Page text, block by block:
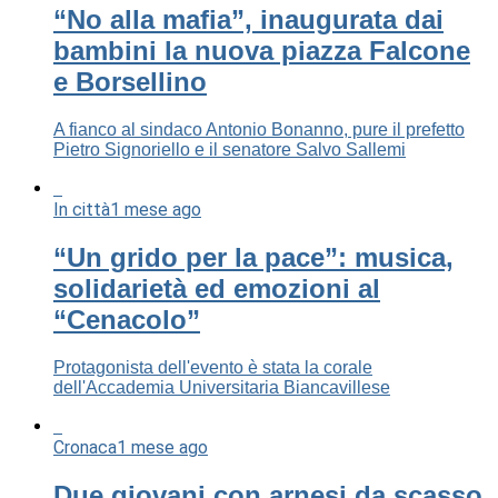
“No alla mafia”, inaugurata dai
bambini la nuova piazza Falcone
e Borsellino
A fianco al sindaco Antonio Bonanno, pure il prefetto
Pietro Signoriello e il senatore Salvo Sallemi
In città1 mese ago
“Un grido per la pace”: musica,
solidarietà ed emozioni al
“Cenacolo”
Protagonista dell'evento è stata la corale
dell'Accademia Universitaria Biancavillese
Cronaca1 mese ago